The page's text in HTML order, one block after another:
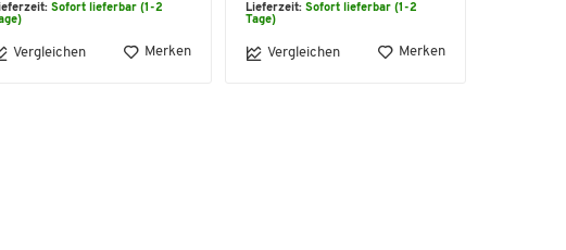
Sofort lieferbar (1-2
Vergleichen Merken
Lieferzeit: Sofort lieferbar (1-2
Tage)
Vergleichen Merken